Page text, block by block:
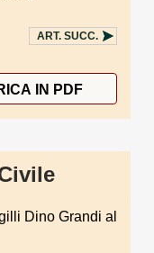
ART. SUCC.
IN PDF
Dino Grandi al